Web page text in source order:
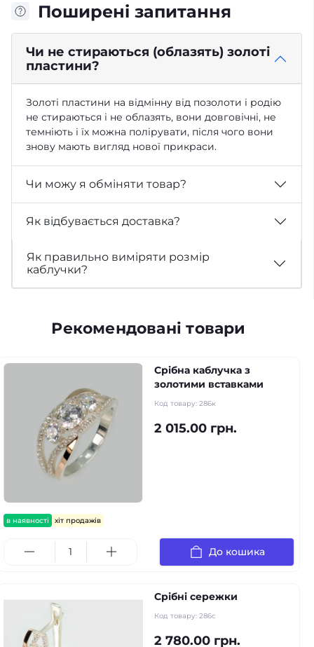
Поширені запитання
Чи не стираються (облазять) золоті
пластини?
Золоті пластини на відмінну від позолоти і родію
не стираються і не облазять, вони довговічні, не
темніють і їх можна полірувати, після чого вони
знову мають вигляд нової прикраси.
Чи можу я обміняти товар?
Як відбувається доставка?
Як правильно виміряти розмір
каблучки?
Рекомендовані товари
в наявності хіт продажів
Срібна каблучка з
золотими вставками
Код товару: 286к
2 015.00 грн.
До кошика
Срібні сережки
Код товару: 286с
2 780.00 грн.